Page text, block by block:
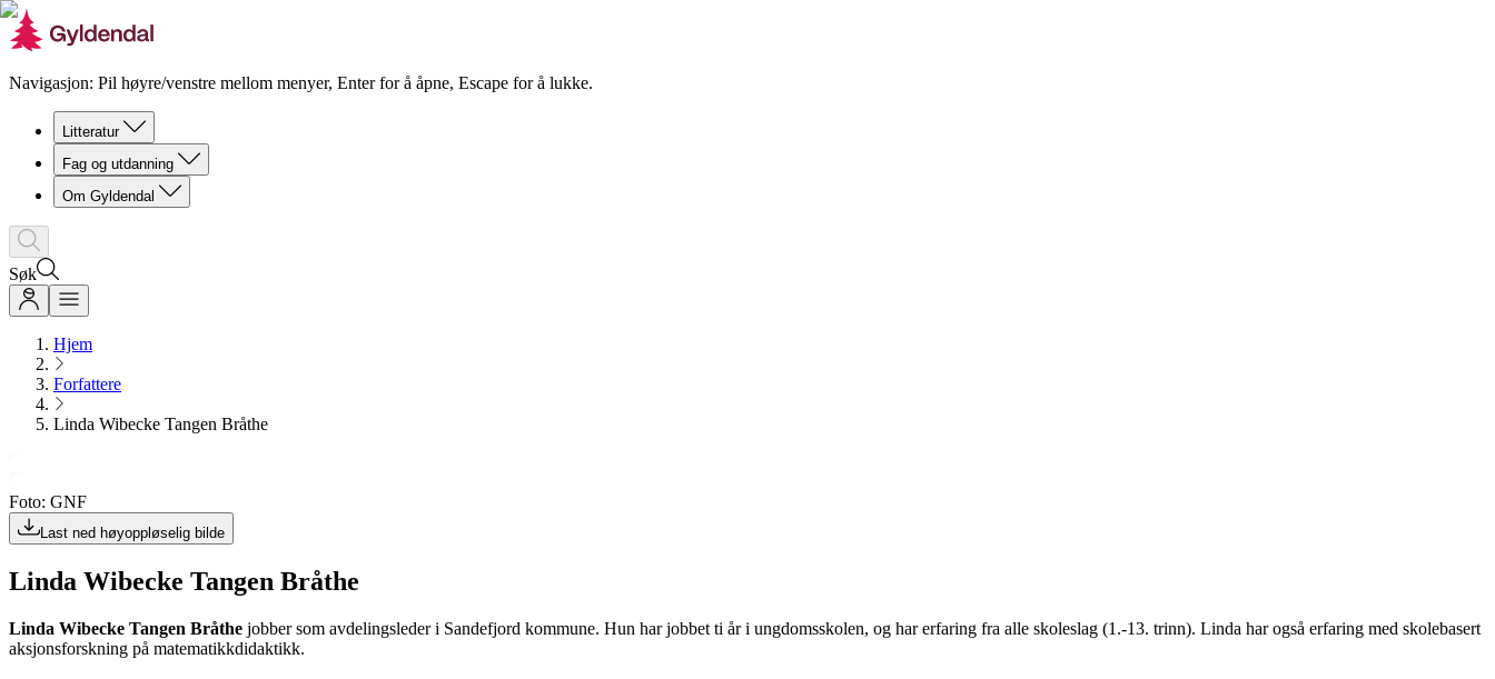
Navigasjon: Pil høyre/venstre mellom menyer, Enter for å åpne, Escape for å lukke.
Litteratur
Fag og utdanning
Om Gyldendal
Søk
Hjem
Forfattere
Linda Wibecke Tangen Bråthe
Foto: GNF
Last ned høyoppløselig bilde
Linda Wibecke Tangen Bråthe
Linda Wibecke Tangen Bråthe jobber som avdelingsleder i Sandefjord kommune. Hun har jobbet ti år i ungdomsskolen, og har erfaring fra alle skoleslag (1.-13. trinn). Linda har også erfaring med skolebasert
aksjonsforskning på matematikkdidaktikk.